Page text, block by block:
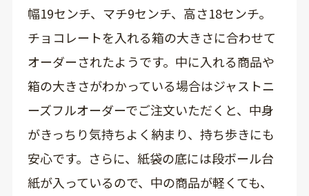
幅19センチ、マチ9センチ、高さ18センチ。
チョコレートを入れる箱の大きさに合わせて
オーダーされたようです。中に入れる商品や
箱の大きさがわかっている場合はジャストニ
ーズフルオーダーでご注文いただくと、中身
がきっちり気持ちよく納まり、持ち歩きにも
安心です。さらに、紙袋の底には段ボール台
紙が入っているので、中の商品が軽くても、